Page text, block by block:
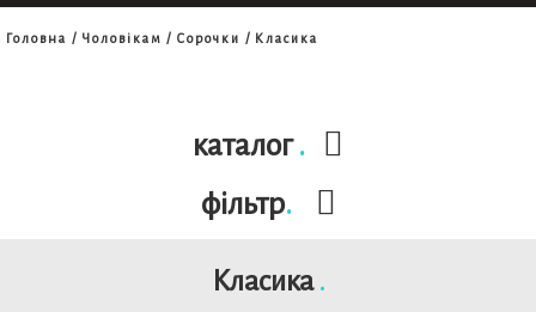
Головна Чоловікам Сорочки Класика
каталог.
фільтр.
Класика.